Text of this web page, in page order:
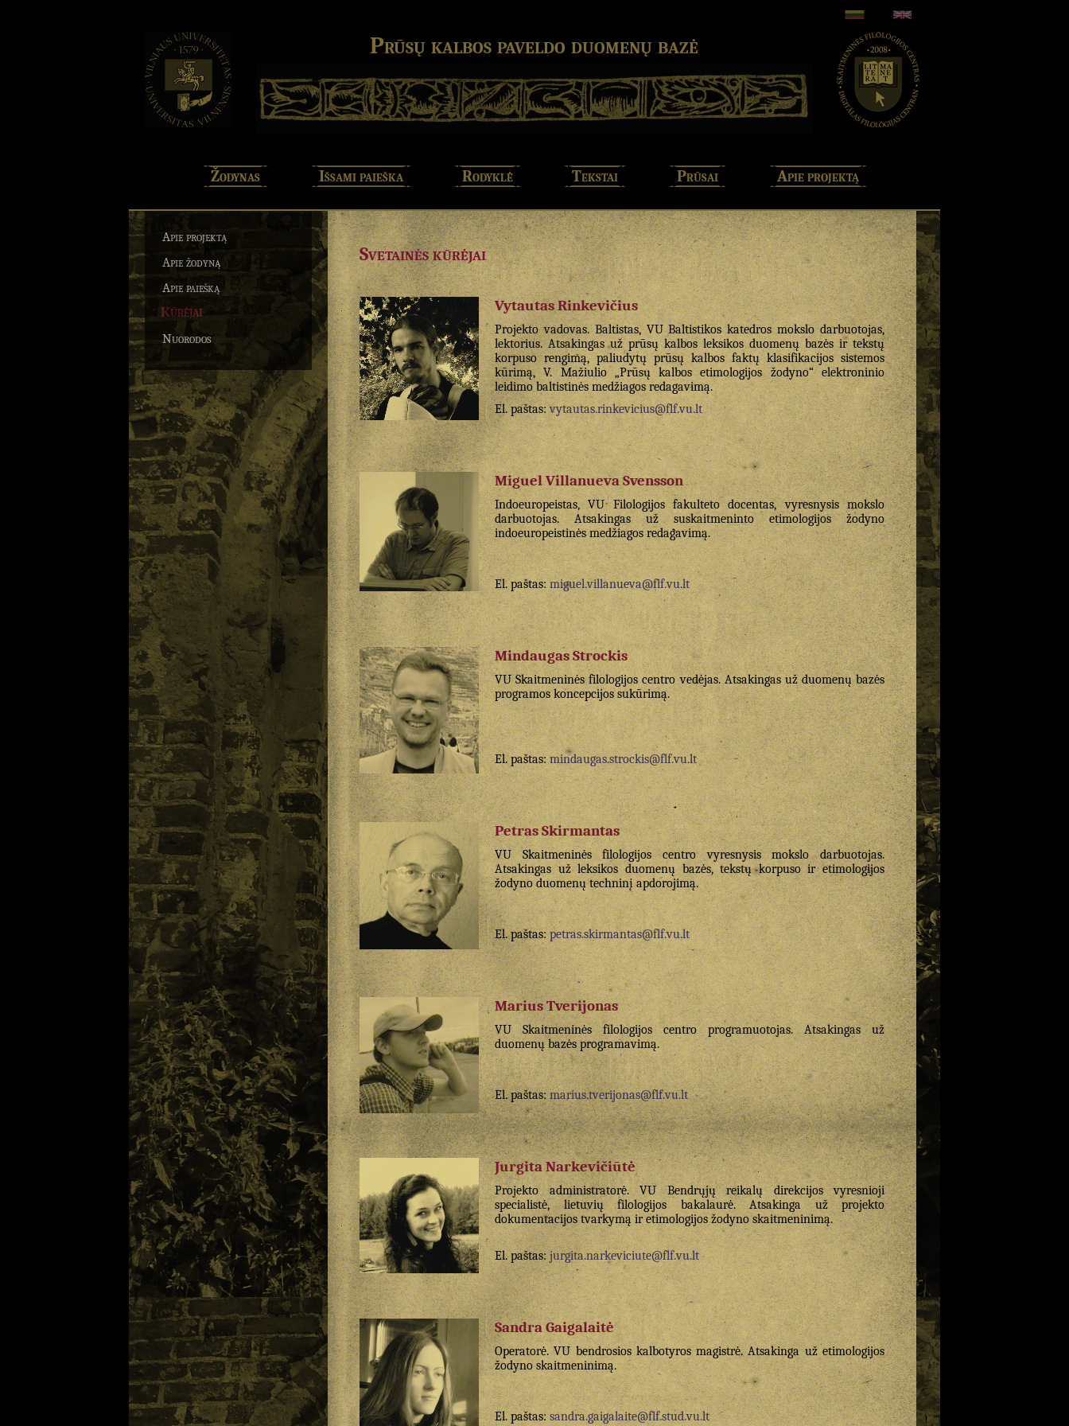
Prūsų kalbos paveldo duomenų bazė
Žodynas Išsami paieška Rodyklė Tekstai Prūsai Apie projektą
Apie projektą
Apie žodyną
Apie paiešką
Kūrėjai
Nuorodos
Svetainės kūrėjai
Vytautas Rinkevičius
Projekto vadovas. Baltistas, VU Baltistikos katedros mokslo darbuotojas,
lektorius. Atsakingas už prūsų kalbos leksikos duomenų bazės ir tekstų
korpuso rengimą, paliudytų prūsų kalbos faktų klasifikacijos sistemos
kūrimą, V. Mažiulio „Prūsų kalbos etimologijos žodyno“ elektroninio
leidimo baltistinės medžiagos redagavimą.
El. paštas:vytautas.rinkevicius@flf.vu.lt
Miguel Villanueva Svensson
Indoeuropeistas, VU Filologijos fakulteto docentas, vyresnysis mokslo
darbuotojas. Atsakingas už suskaitmeninto etimologijos žodyno
indoeuropeistinės medžiagos redagavimą.
El. paštas:miguel.villanueva@flf.vu.lt
Mindaugas Strockis
VU Skaitmeninės filologijos centro vedėjas. Atsakingas už duomenų bazės
programos koncepcijos sukūrimą.
El. paštas:mindaugas.strockis@flf.vu.lt
Petras Skirmantas
VU Skaitmeninės filologijos centro vyresnysis mokslo darbuotojas.
Atsakingas už leksikos duomenų bazės, tekstų korpuso ir etimologijos
žodyno duomenų techninį apdorojimą.
El. paštas:petras.skirmantas@flf.vu.lt
Marius Tverijonas
VU Skaitmeninės filologijos centro programuotojas. Atsakingas už
duomenų bazės programavimą.
El. paštas:marius.tverijonas@flf.vu.lt
Jurgita Narkevičiūtė
Projekto administratorė. VU Bendrųjų reikalų direkcijos vyresnioji
specialistė, lietuvių filologijos bakalaurė. Atsakinga už projekto
dokumentacijos tvarkymą ir etimologijos žodyno skaitmeninimą.
El. paštas:jurgita.narkeviciute@flf.vu.lt
Sandra Gaigalaitė
Operatorė. VU bendrosios kalbotyros magistrė. Atsakinga už etimologijos
žodyno skaitmeninimą.
El. paštas:sandra.gaigalaite@flf.stud.vu.lt